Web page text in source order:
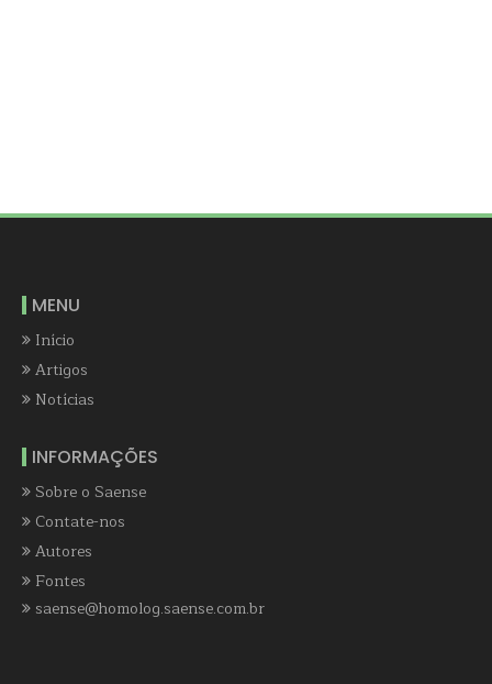
MENU
Início
Artigos
Notícias
INFORMAÇÕES
Sobre o Saense
Contate-nos
Autores
Fontes
saense@homolog.saense.com.br